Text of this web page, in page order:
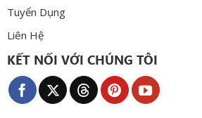
Tuyển Dụng
Liên Hệ
KẾT NỐI VỚI CHÚNG TÔI